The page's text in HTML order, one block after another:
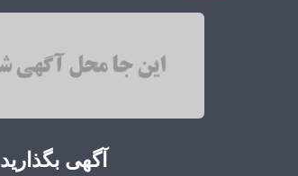
آگهی بگذارید